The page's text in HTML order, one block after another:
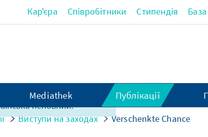
жаль, зміст цієї сторінки
неповний.
Кар'єра Співробітники Стипендія
Mediathek Публікації
Виступи на заходах Verschenkte Chance